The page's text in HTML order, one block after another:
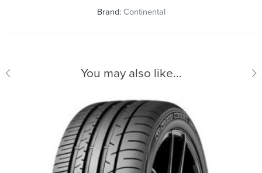
Brand: Continental
You may also like…